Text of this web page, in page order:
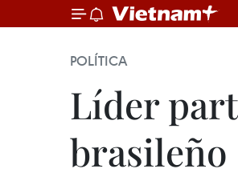
POLÍTICA
Líder
brasileño